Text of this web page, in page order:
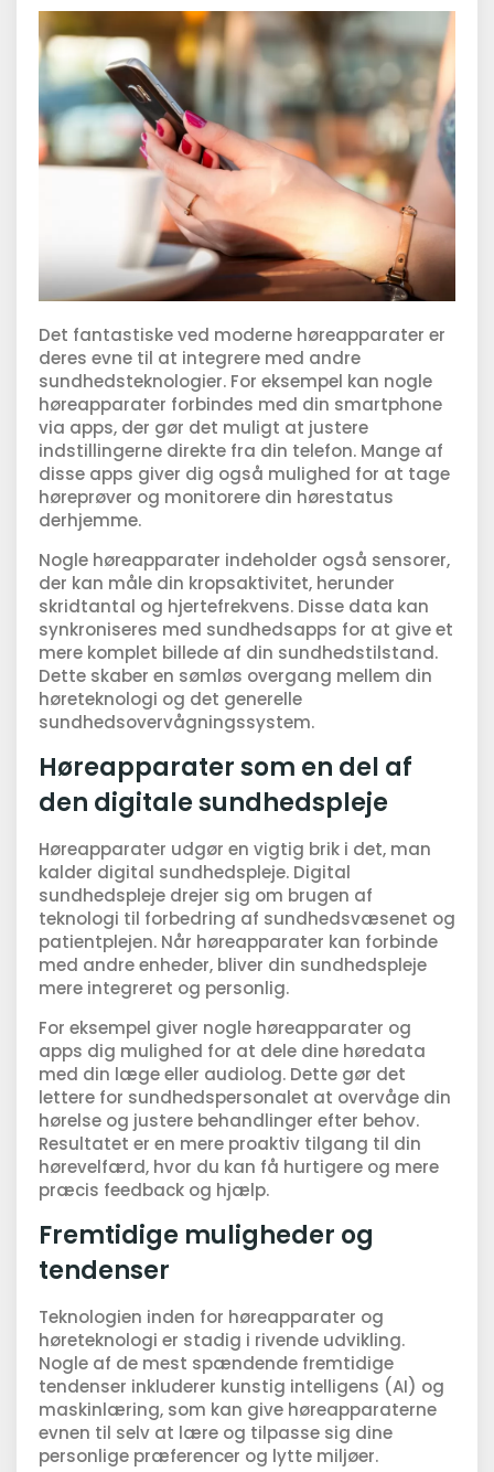
Det fantastiske ved moderne høreapparater er
deres evne til at integrere med andre
sundhedsteknologier. For eksempel kan nogle
høreapparater forbindes med din smartphone
via apps, der gør det muligt at justere
indstillingerne direkte fra din telefon. Mange af
disse apps giver dig også mulighed for at tage
høreprøver og monitorere din hørestatus
derhjemme.
Nogle høreapparater indeholder også sensorer,
der kan måle din kropsaktivitet, herunder
skridtantal og hjertefrekvens. Disse data kan
synkroniseres med sundhedsapps for at give et
mere komplet billede af din sundhedstilstand.
Dette skaber en sømløs overgang mellem din
høreteknologi og det generelle
sundhedsovervågningssystem.
Høreapparater som en del af
den digitale sundhedspleje
Høreapparater udgør en vigtig brik i det, man
kalder digital sundhedspleje. Digital
sundhedspleje drejer sig om brugen af
teknologi til forbedring af sundhedsvæsenet og
patientplejen. Når høreapparater kan forbinde
med andre enheder, bliver din sundhedspleje
mere integreret og personlig.
For eksempel giver nogle høreapparater og
apps dig mulighed for at dele dine høredata
med din læge eller audiolog. Dette gør det
lettere for sundhedspersonalet at overvåge din
hørelse og justere behandlinger efter behov.
Resultatet er en mere proaktiv tilgang til din
hørevelfærd, hvor du kan få hurtigere og mere
præcis feedback og hjælp.
Fremtidige muligheder og
tendenser
Teknologien inden for høreapparater og
høreteknologi er stadig i rivende udvikling.
Nogle af de mest spændende fremtidige
tendenser inkluderer kunstig intelligens (AI) og
maskinlæring, som kan give høreapparaterne
evnen til selv at lære og tilpasse sig dine
personlige præferencer og lytte miljøer.